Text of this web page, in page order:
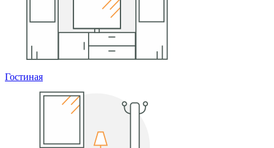
Гостиная